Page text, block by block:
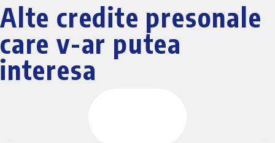
Alte credite presonale
care v-ar putea
interesa